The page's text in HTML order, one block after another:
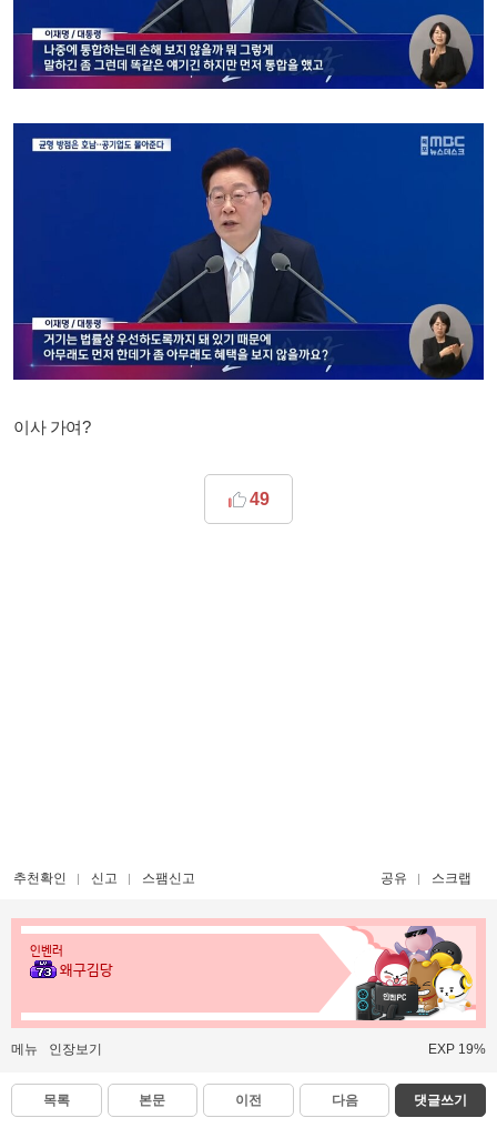
이사 가여?
49
추천확인 신고 스팸신고 공유 스크랩
인벤러
왜구김당
메뉴 인장보기 EXP 19%
목록 본문 이전 다음 댓글쓰기